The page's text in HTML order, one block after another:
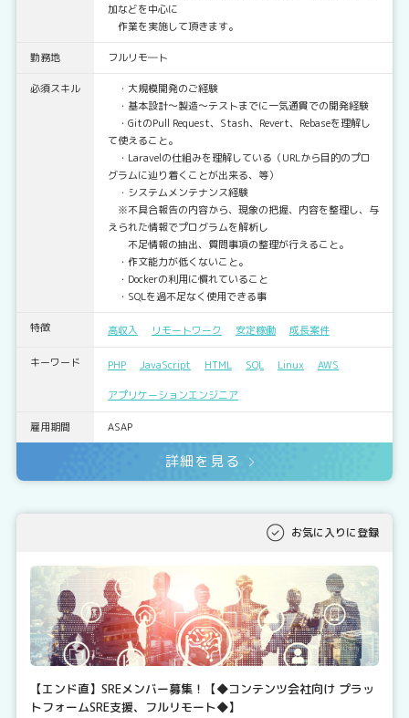
加などを中心に
作業を実施して頂きます。
勤務地 フルリモ―ト
必須スキル
・大規模開発のご経験
・基本設計～製造～テストまでに一気通貫での開発経験
・GitのPull Request、Stash、Revert、Rebaseを理解し
て使えること。
・Laravelの仕組みを理解している（URLから目的のプロ
グラムに辿り着くことが出来る、等）
・システムメンテナンス経験
※不具合報告の内容から、現象の把握、内容を整理し、与
えられた情報でプログラムを解析し
不足情報の抽出、質問事項の整理が行えること。
・作文能力が低くないこと。
・Dockerの利用に慣れていること
・SQLを過不足なく使用できる事
特徴 高収入 リモートワーク 安定稼働 成長案件
キーワード PHP JavaScript HTML SQL Linux AWS
アプリケーションエンジニア
雇用期間 ASAP
詳細を見る
お気に入りに登録
【エンド直】SREメンバー募集！【◆コンテンツ会社向け プラッ
トフォームSRE支援、フルリモート◆】